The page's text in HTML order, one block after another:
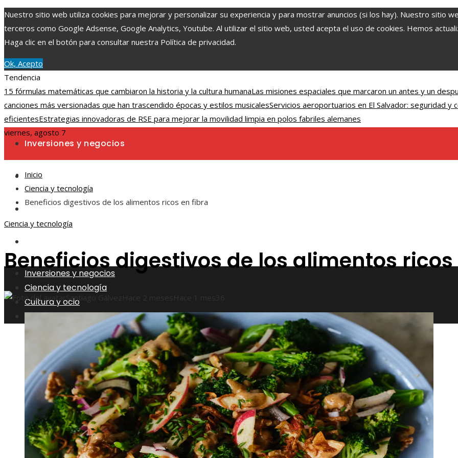
Nuestro sitio web utiliza cookies para mejorar y personalizar su experiencia y para mostrar anuncios (si los hay). Nuestro sitio
terceros como Google Adsense, Google Analytics, Youtube. Al utilizar el sitio web, usted acepta el uso de cookies. Hemos
Haga clic en el botón para consultar nuestra Política de privacidad.
Ok, Acepto
Tendencia
15 fórmulas matemáticas que cambiaron la historia y la cultura humanaLas misiones espaciales que marcaron un antes y un
canciones más versionadas que han trascendido épocas y estilos musicalesServicios aeroportuarios en El Salvador: seguridad y
eficientesEstrategias innovadoras de RSE para mejorar la movilidad limpia en polos fabriles alemanes
viernes, agosto 7
Inversiones y negocios
Ciencia y tecnología
Cultura y ocio
Inversiones y negocios
Ciencia y tecnología
Cultura y ocio
Responsabilidad social
Inicio
Ciencia y tecnología
Beneficios digestivos de los alimentos ricos en fibra
Ciencia y tecnología
Beneficios digestivos de los alimentos
Santiago Gálvez Hace 2 meses Hace 1 mes